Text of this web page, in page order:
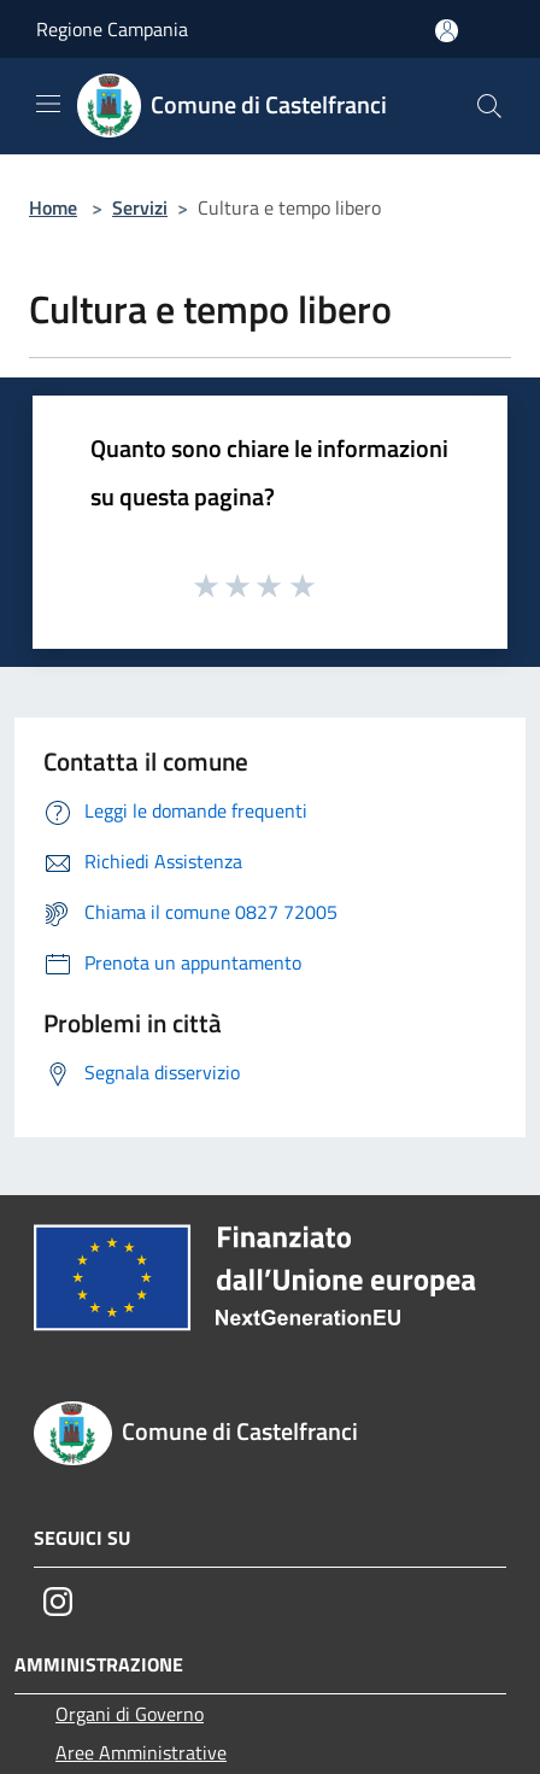
Regione Campania
Comune di Castelfranci
Home > Servizi > Cultura e tempo libero
Cultura e tempo libero
Quanto sono chiare le informazioni
su questa pagina?
Contatta il comune
Leggi le domande frequenti
Richiedi Assistenza
Chiama il comune 0827 72005
Prenota un appuntamento
Problemi in città
Segnala disservizio
Comune di Castelfranci
SEGUICI SU
Instagram
AMMINISTRAZIONE
Organi di Governo
Aree Amministrative